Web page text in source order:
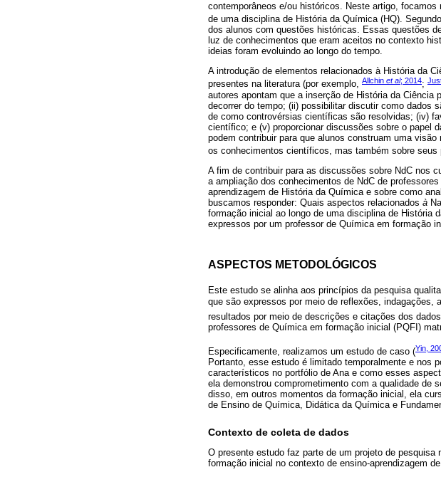
contemporâneos e/ou históricos. Neste artigo,
de uma disciplina de História da Química (HQ). Segundo
dos alunos com questões históricas. Essas questões
luz de conhecimentos que eram aceitos no contexto
ideias foram evoluindo ao longo do tempo.
A introdução de elementos relacionados à História da
presentes na literatura (por exemplo, Allchin et al; 2014;
autores apontam que a inserção de História da
decorrer do tempo; (ii) possibilitar discutir como dados
de como controvérsias científicas são resolvidas; (iv)
científico; e (v) proporcionar discussões sobre o papel
podem contribuir para que alunos construam uma visão
os conhecimentos científicos, mas também sobre
A fim de contribuir para as discussões sobre NdC nos
a ampliação dos conhecimentos de NdC de
aprendizagem de História da Química e sobre como
buscamos responder: Quais aspectos relacionados à
formação inicial ao longo de uma disciplina de História
expressos por um professor de Química em formação
ASPECTOS METODOLÓGICOS
Este estudo se alinha aos princípios da pesquisa
que são expressos por meio de reflexões,
resultados por meio de descrições e citações dos
professores de Química em formação inicial (PQFI)
Especificamente, realizamos um estudo de caso (Yin,
Portanto, esse estudo é limitado temporalmente e nos
característicos no portfólio de Ana e como esses
ela demonstrou comprometimento com a qualidade de
disso, em outros momentos da formação inicial, ela
de Ensino de Química, Didática da Química e
Contexto de coleta de dados
O presente estudo faz parte de um projeto de
formação inicial no contexto de ensino-aprendizagem